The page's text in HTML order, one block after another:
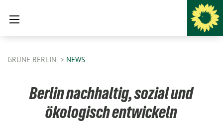
GRÜNE BERLIN NEWS
Berlin nachhaltig, sozial und
ökologisch entwickeln